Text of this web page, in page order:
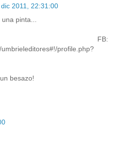
2011, 22:31:00
pinta...
FB:
profile.php?
besazo!